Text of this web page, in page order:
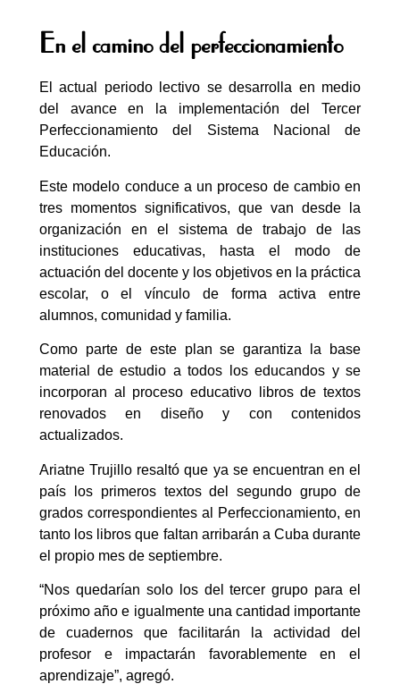
En el camino del perfeccionamiento
El actual periodo lectivo se desarrolla en medio
del avance en la implementación del Tercer
Perfeccionamiento del Sistema Nacional de
Educación.
Este modelo conduce a un proceso de cambio en
tres momentos significativos, que van desde la
organización en el sistema de trabajo de las
instituciones educativas, hasta el modo de
actuación del docente y los objetivos en la práctica
escolar, o el vínculo de forma activa entre
alumnos, comunidad y familia.
Como parte de este plan se garantiza la base
material de estudio a todos los educandos y se
incorporan al proceso educativo libros de textos
renovados en diseño y con contenidos
actualizados.
Ariatne Trujillo resaltó que ya se encuentran en el
país los primeros textos del segundo grupo de
grados correspondientes al Perfeccionamiento, en
tanto los libros que faltan arribarán a Cuba durante
el propio mes de septiembre.
“Nos quedarían solo los del tercer grupo para el
próximo año e igualmente una cantidad importante
de cuadernos que facilitarán la actividad del
profesor e impactarán favorablemente en el
aprendizaje”, agregó.